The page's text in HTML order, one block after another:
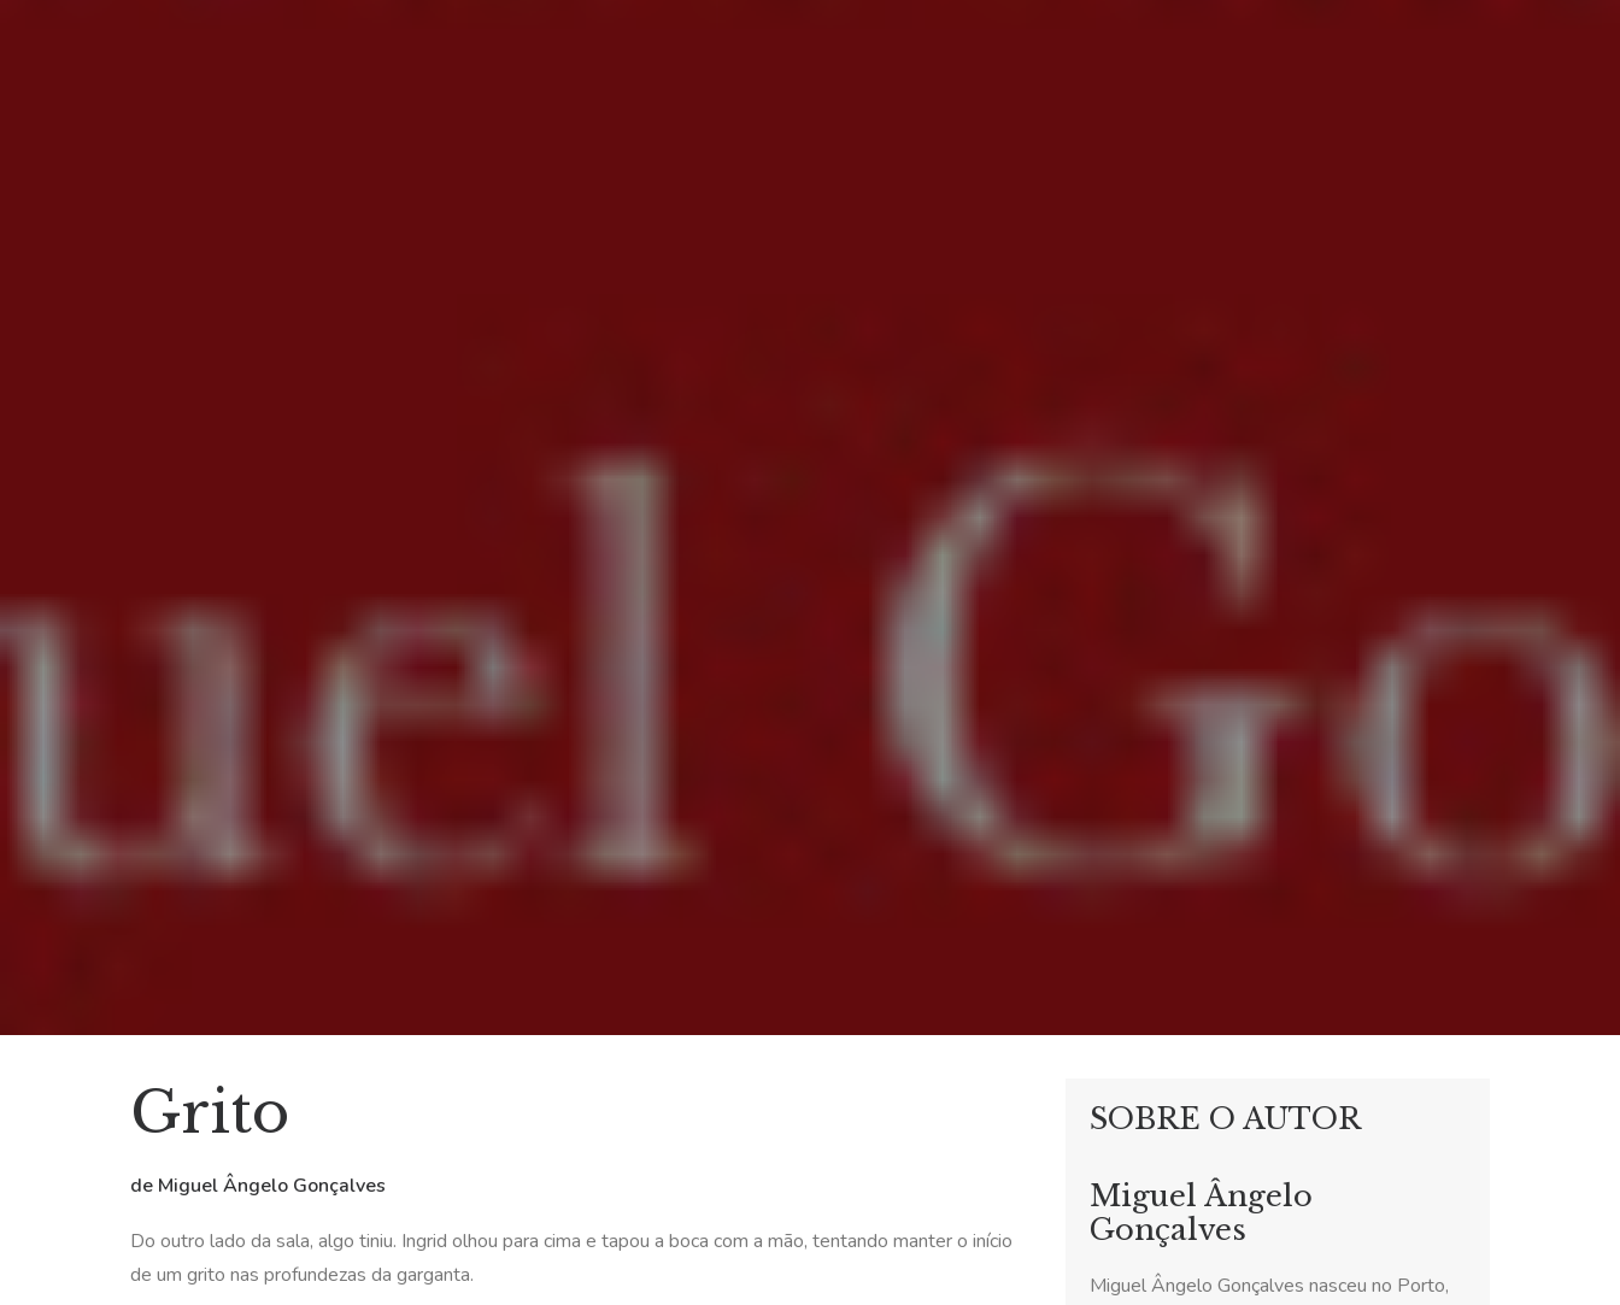
Grito
de Miguel Ângelo Gonçalves
Do outro lado da sala, algo tiniu. Ingrid olhou para cima e tapou a boca com a mão, tentando manter o início
de um grito nas profundezas da garganta.
SOBRE O AUTOR
Miguel Ângelo
Gonçalves
Miguel Ângelo Gonçalves nasceu no Porto,